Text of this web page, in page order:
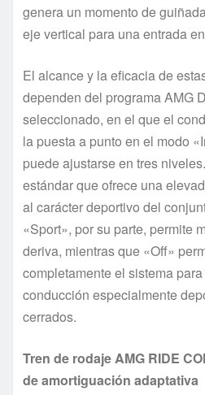
genera un momento de
eje vertical para una entrada
El alcance y la eficacia de
dependen del programa AMG
seleccionado, en el que el
la puesta a punto en el modo
puede ajustarse en tres
estándar que ofrece una
al carácter deportivo del
«Sport», por su parte, permite
deriva, mientras que «Off»
completamente el sistema
conducción especialmente
cerrados.
Tren de rodaje AMG RIDE
de amortiguación adaptativa